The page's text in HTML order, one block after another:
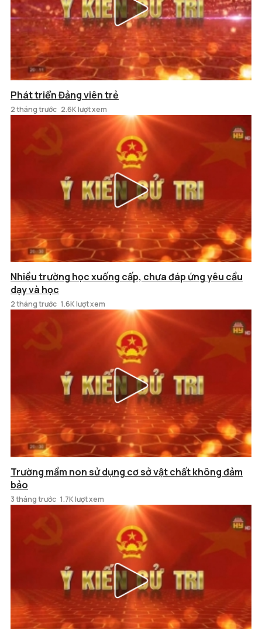
Phát triển Đảng viên trẻ
2 tháng trước 2.6K lượt xem
Nhiều trường học xuống cấp, chưa đáp ứng yêu cầu
dạy và học
2 tháng trước 1.6K lượt xem
Trường mầm non sử dụng cơ sở vật chất không đảm
bảo
3 tháng trước 1.7K lượt xem